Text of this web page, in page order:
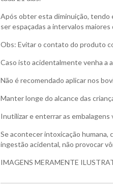
Após obter esta diminuição, tendo
ser espaçadas a intervalos maiores
Obs: Evitar o contato do produto
Caso isto acidentalmente venha a
Não é recomendado aplicar nos
Manter longe do alcance das
Inutilizar e enterrar as embalagens
Se acontecer intoxicação
ingestão acidental, não provocar
IMAGENS MERAMENTE